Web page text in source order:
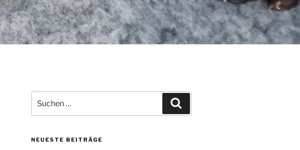
nach:
NEUESTE BEITRÄGE